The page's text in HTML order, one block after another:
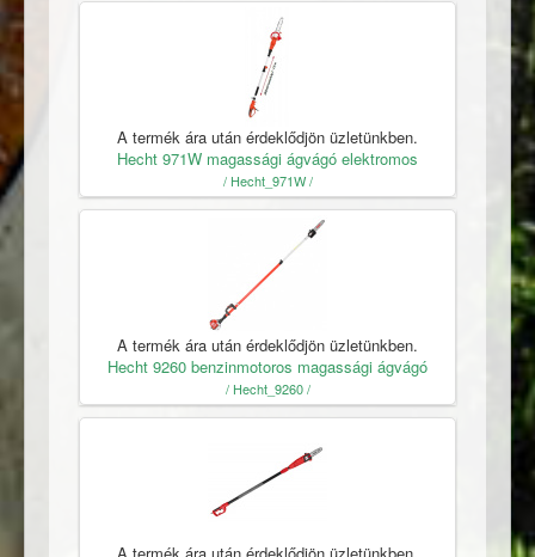
A termék ára után érdeklődjön üzletünkben.
Hecht 971W magassági ágvágó elektromos
/ Hecht_971W /
A termék ára után érdeklődjön üzletünkben.
Hecht 9260 benzinmotoros magassági ágvágó
/ Hecht_9260 /